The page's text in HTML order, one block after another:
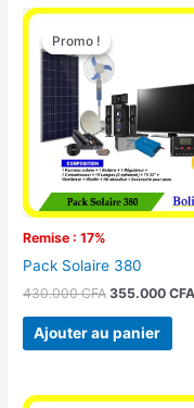
Promo !
Remise : 17%
Promo !
Pack Solaire 380
430.000CFA
Le
initial
était :
430.000
355.000CFA
Ajouter au panier